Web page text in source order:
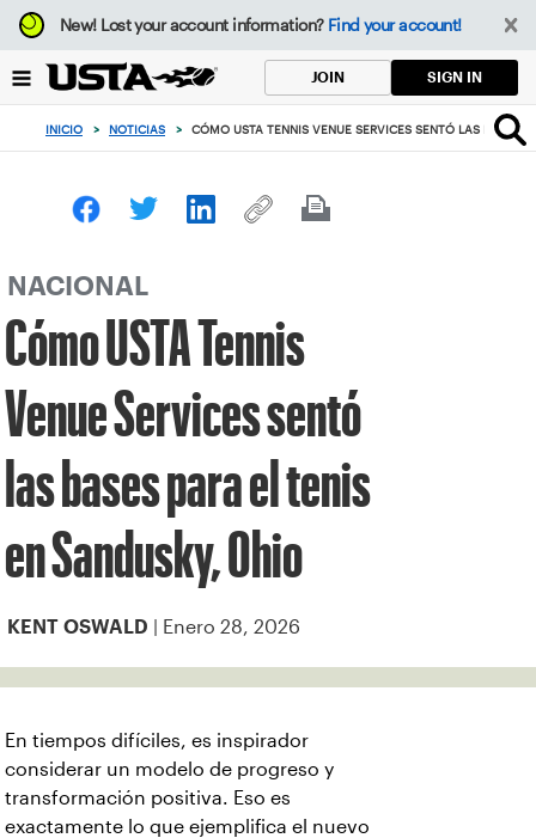
Enfoque
desde
botón
volver
principio
New!Lost your account information? Find your account!
JOIN SIGN IN
INICIO > NOTICIAS > CÓMO USTA TENNIS VENUE SERVICES SENTÓ LAS BASES
NACIONAL
Cómo USTA Tennis
Venue Services sentó
las bases para el tenis
en Sandusky, Ohio
KENT OSWALD | Enero 28, 2026
En tiempos difíciles, es inspirador
considerar un modelo de progreso y
transformación positiva. Eso es
exactamente lo que ejemplifica el nuevo